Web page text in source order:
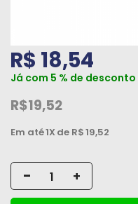
Pneumáticos
e
Químicos
Peças
e
Acessórios
R$ 18,54
Já com 5 % de desconto
R$19,52
Em até1X de R$19,52
- +